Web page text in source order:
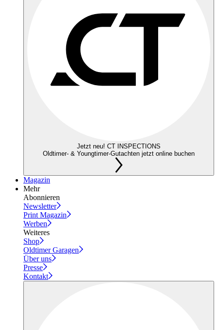
Jetzt neu! CT INSPECTIONS
Oldtimer- & Youngtimer-Gutachten jetzt online buchen
Magazin
Mehr
Abonnieren
Newsletter
Print Magazin
Werben
Weiteres
Shop
Oldtimer Garagen
Über uns
Presse
Kontakt